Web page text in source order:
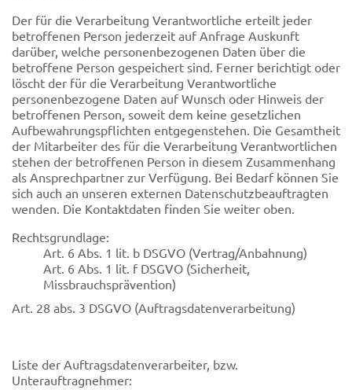
Der für die Verarbeitung Verantwortliche erteilt jeder
betroffenen Person jederzeit auf Anfrage Auskunft
darüber, welche personenbezogenen Daten über die
betroffene Person gespeichert sind. Ferner berichtigt oder
löscht der für die Verarbeitung Verantwortliche
personenbezogene Daten auf Wunsch oder Hinweis der
betroffenen Person, soweit dem keine gesetzlichen
Aufbewahrungspflichten entgegenstehen. Die Gesamtheit
der Mitarbeiter des für die Verarbeitung Verantwortlichen
stehen der betroffenen Person in diesem Zusammenhang
als Ansprechpartner zur Verfügung. Bei Bedarf können Sie
sich auch an unseren externen Datenschutzbeauftragten
wenden. Die Kontaktdaten finden Sie weiter oben.
Rechtsgrundlage:
Art. 6 Abs. 1 lit. b DSGVO (Vertrag/Anbahnung)
Art. 6 Abs. 1 lit. f DSGVO (Sicherheit,
Missbrauchsprävention)
Art. 28 abs. 3 DSGVO (Auftragsdatenverarbeitung)
Liste der Auftragsdatenverarbeiter, bzw.
Unterauftragnehmer: